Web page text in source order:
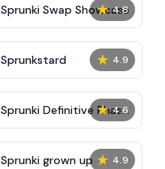
★ 4.8
Sprunki Swap Showcase
★ 4.9
Sprunkstard
★ 4.6
Sprunki Definitive Phase
7
★ 4.9
Sprunki grown up